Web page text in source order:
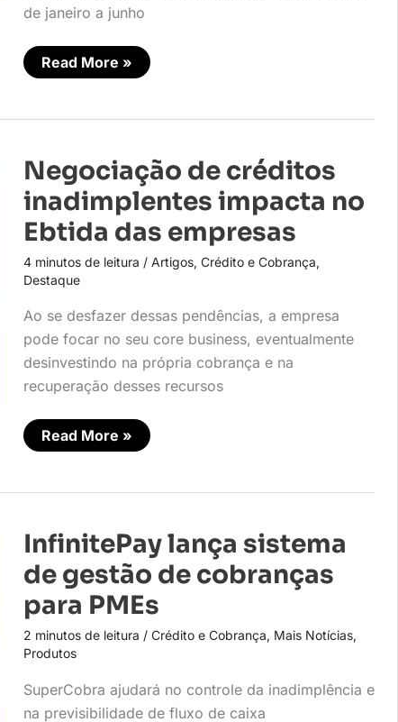
de janeiro a junho
Read More »
Negociação de créditos
inadimplentes impacta no
Ebtida das empresas
4 minutos de leitura / Artigos, Crédito e Cobrança,
Destaque
Ao se desfazer dessas pendências, a empresa
pode focar no seu core business, eventualmente
desinvestindo na própria cobrança e na
recuperação desses recursos
Negociação
de
créditos
inadimplentes
impacta
no
das
empresas
Read More »
InfinitePay lança sistema
de gestão de cobranças
para PMEs
2 minutos de leitura / Crédito e Cobrança, Mais Notícias,
Produtos
SuperCobra ajudará no controle da inadimplência e
na previsibilidade de fluxo de caixa
InfinitePay
lança
sistema
de
gestão
de
para
PMEs